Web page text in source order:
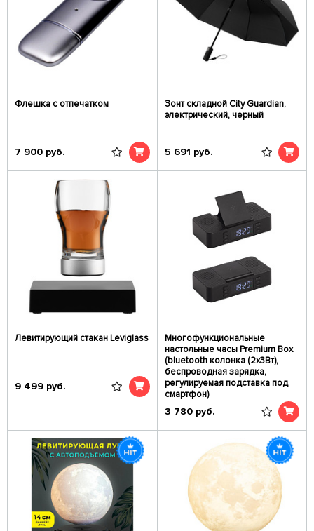
Флешка с отпечатком
7 900 руб.
Зонт складной City Guardian,
электрический, черный
5 691 руб.
Левитирующий стакан Leviglass
9 499 руб.
Многофункциональные
настольные часы Premium Box
(bluetooth колонка (2x3Вт),
беспроводная зарядка,
регулируемая подставка под
смартфон)
3 780 руб.